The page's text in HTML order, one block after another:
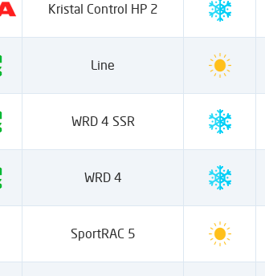
Kristal Control HP 2
Line
WRD 4 SSR
WRD 4
SportRAC 5